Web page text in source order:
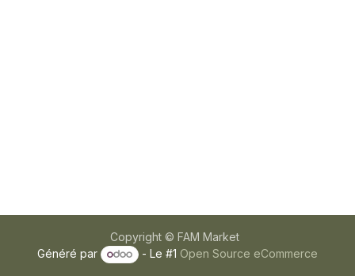
Copyright © FAM Market
Généré par
- Le #1 Open Source eCommerce